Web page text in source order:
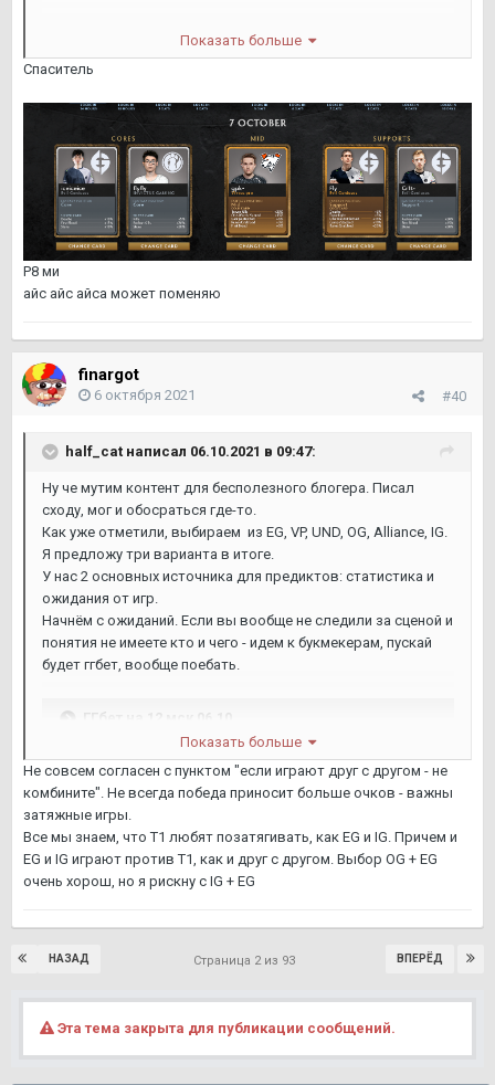
Показать больше
Спаситель
Р8 ми
айс айс айса может поменяю
finargot
#40
6 октября 2021
half_cat написал 06.10.2021 в 09:47:
Ну че мутим контент для бесполезного блогера. Писал
сходу, мог и обосраться где-то.
Как уже отметили, выбираем из EG, VP, UND, OG, Alliance, IG.
Я предложу три варианта в итоге.
У нас 2 основных источника для предиктов: статистика и
ожидания от игр.
Начнём с ожиданий. Если вы вообще не следили за сценой и
понятия не имеете кто и чего - идем к букмекерам, пускай
будет ггбет, вообще поебать.
ГГбет на 12 мск 06.10
Номинальные фавориты в своих парах по ггбет - только EG
и VP, причем они не играют между собой. Есди выбрать
только эти 2 команды, букмекеры готовы нам завозить 6
побед по 2-0.
Теперь кого выбирать конкретно. 2 керри, мидер и 2
ГПК / Абед - какая карта круче.
патч. Но как выяснилось, за меня всё сделали уже.
Ветка на реддите
Показать больше
Не совсем согласен с пунктом "если играют друг с другом - не
комбините". Не всегда победа приносит больше очков - важны
затяжные игры.
Все мы знаем, что T1 любят позатягивать, как EG и IG. Причем и
EG и IG играют против T1, как и друг с другом. Выбор OG + EG
очень хорош, но я рискну с IG + EG
НАЗАД ВПЕРЁД
Страница 2 из 93
Эта тема закрыта для публикации сообщений.